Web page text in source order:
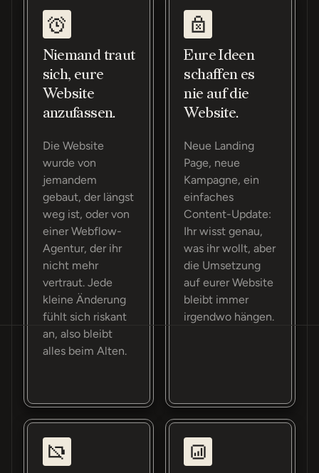
Niemand traut
sich, eure
Website
anzufassen.
Die Website
wurde von
jemandem
gebaut, der längst
weg ist, oder von
einer Webflow-
Agentur, der ihr
nicht mehr
vertraut. Jede
kleine Änderung
fühlt sich riskant
an, also bleibt
alles beim Alten.
Eure Ideen
schaffen es
nie auf die
Website.
Neue Landing
Page, neue
Kampagne, ein
einfaches
Content-Update:
Ihr wisst genau,
was ihr wollt, aber
die Umsetzung
auf eurer Website
bleibt immer
irgendwo hängen.